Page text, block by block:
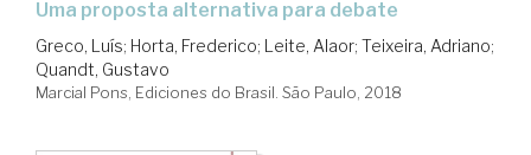
Uma proposta alternativa para debate
Greco, Luís; Horta, Frederico; Leite, Alaor; Teixeira, Adriano;
Quandt, Gustavo
Marcial Pons, Ediciones do Brasil. São Paulo, 2018